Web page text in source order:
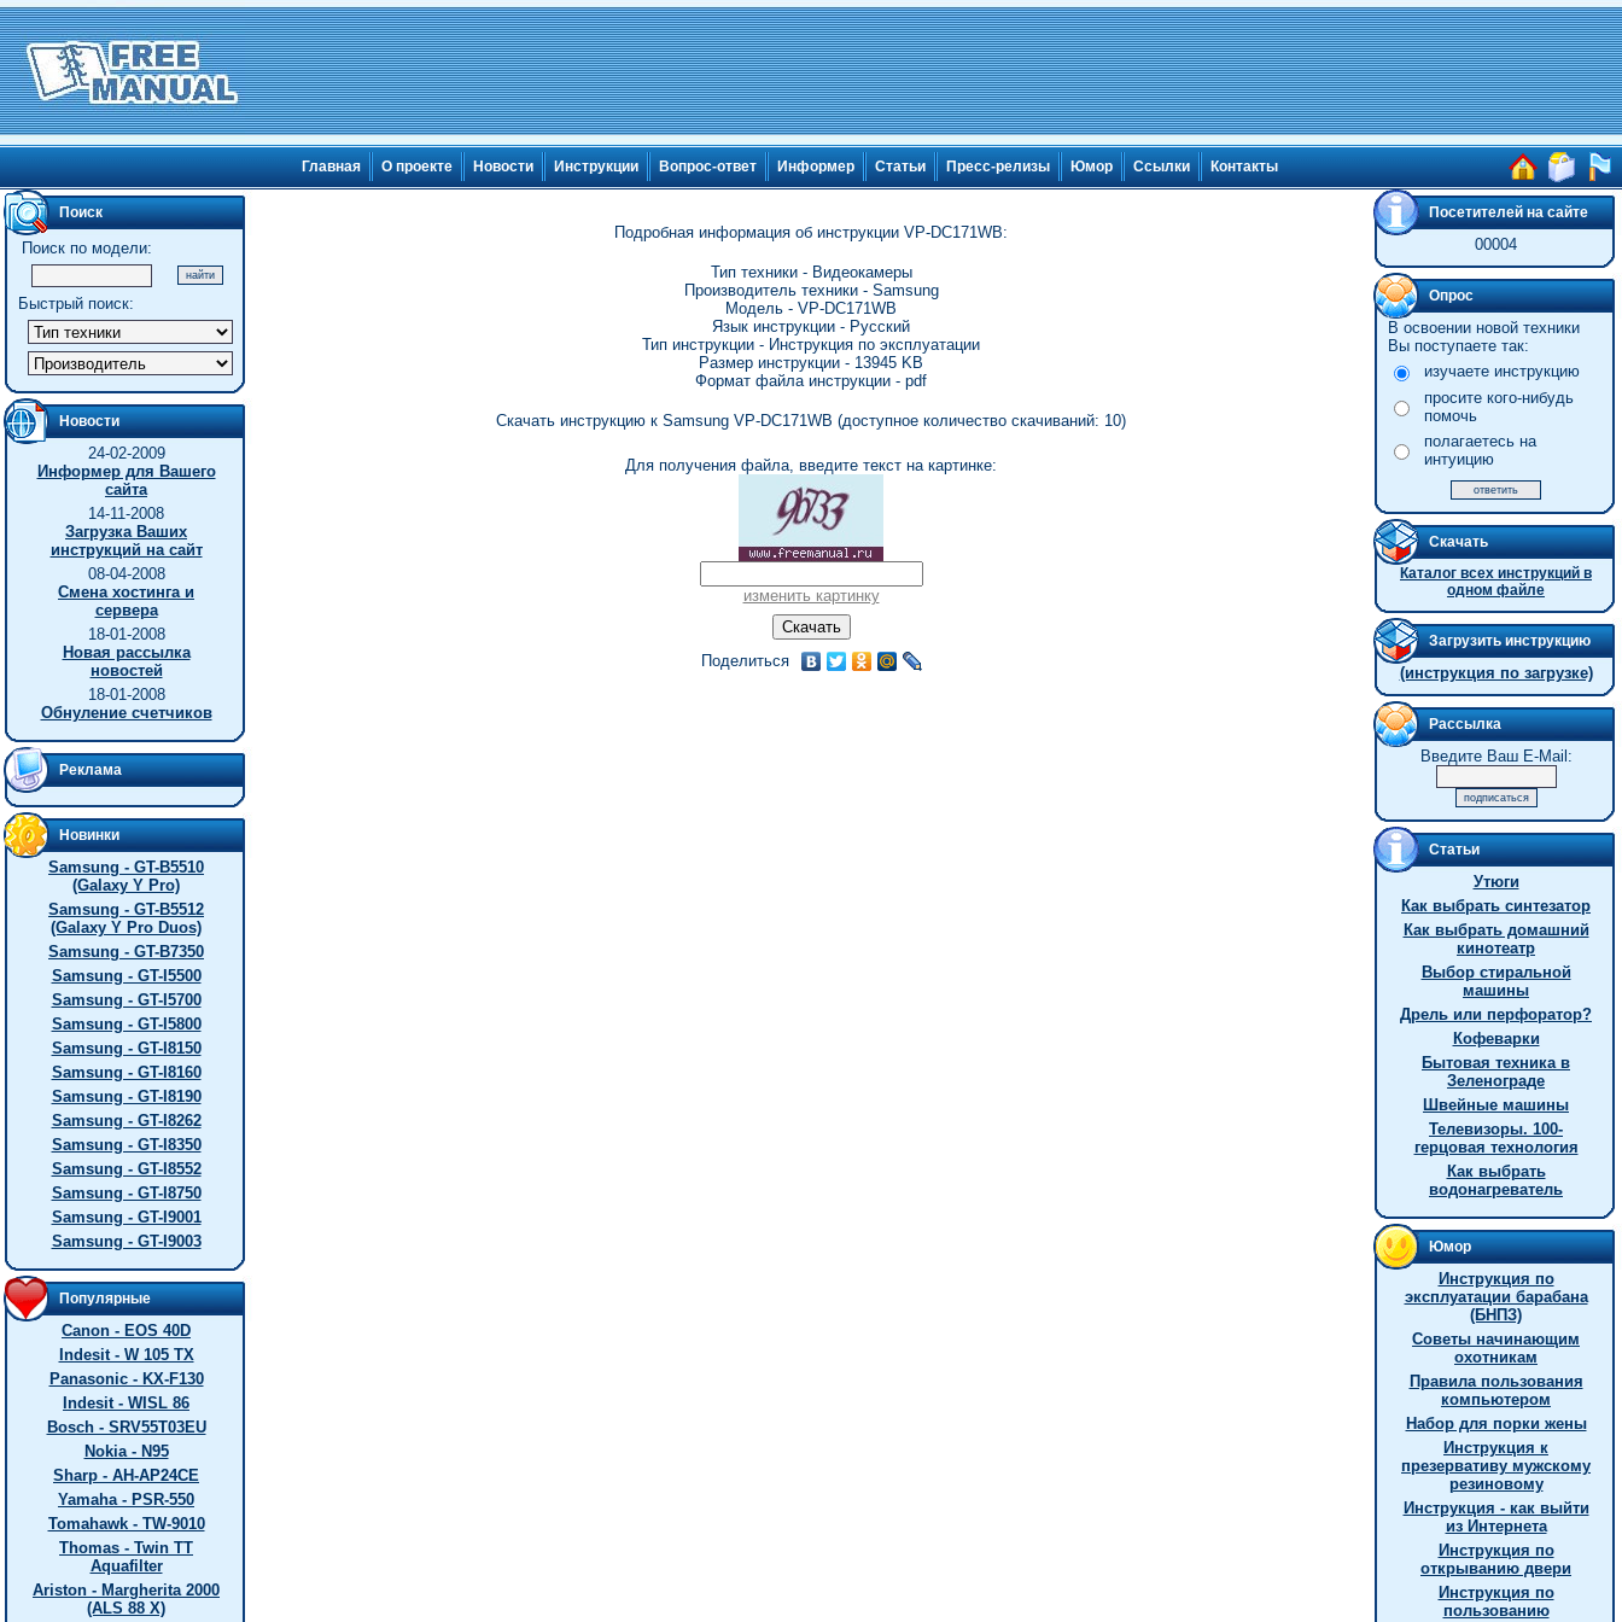
Главная О проекте Новости Инструкции Вопрос-ответ Информер Статьи Пресс-релизы Юмор Ссылки Контакты
Поиск
Поиск по модели:
Быстрый поиск:
Новости
24-02-2009
Информер для Вашего
сайта
14-11-2008
Загрузка Ваших
инструкций на сайт
08-04-2008
Смена хостинга и
сервера
18-01-2008
Новая рассылка
новостей
18-01-2008
Обнуление счетчиков
Реклама
Новинки
Samsung - GT-B5510
(Galaxy Y Pro)
Samsung - GT-B5512
(Galaxy Y Pro Duos)
Samsung - GT-B7350
Samsung - GT-I5500
Samsung - GT-I5700
Samsung - GT-I5800
Samsung - GT-I8150
Samsung - GT-I8160
Samsung - GT-I8190
Samsung - GT-I8262
Samsung - GT-I8350
Samsung - GT-I8552
Samsung - GT-I8750
Samsung - GT-I9001
Samsung - GT-I9003
Популярные
Canon - EOS 40D
Indesit - W 105 TX
Panasonic - KX-F130
Indesit - WISL 86
Bosch - SRV55T03EU
Nokia - N95
Sharp - AH-AP24CE
Yamaha - PSR-550
Tomahawk - TW-9010
Thomas - Twin TT
Aquafilter
Ariston - Margherita 2000
(ALS 88 X)
Подробная информация об инструкции VP-DC171WB:
Тип техники - Видеокамеры
Производитель техники - Samsung
Модель - VP-DC171WB
Язык инструкции - Русский
Тип инструкции - Инструкция по эксплуатации
Размер инструкции - 13945 KB
Формат файла инструкции - pdf
Скачать инструкцию к Samsung VP-DC171WB (доступное количество скачиваний: 10)
Для получения файла, введите текст на картинке:
изменить картинку
Поделиться
Посетителей на сайте
00004
Опрос
В освоении новой техники
Вы поступаете так:
изучаете инструкцию
просите кого-нибудь
помочь
полагаетесь на
интуицию
Скачать
Каталог всех инструкций в
одном файле
Загрузить инструкцию
(инструкция по загрузке)
Рассылка
Введите Ваш E-Mail:
Статьи
Утюги
Как выбрать синтезатор
Как выбрать домашний
кинотеатр
Выбор стиральной
машины
Дрель или перфоратор?
Кофеварки
Бытовая техника в
Зеленограде
Швейные машины
Телевизоры. 100-
герцовая технология
Как выбрать
водонагреватель
Юмор
Инструкция по
эксплуатации барабана
(БНПЗ)
Советы начинающим
охотникам
Правила пользования
компьютером
Hабор для порки жены
Инструкция к
презервативу мужскому
резиновому
Инструкция - как выйти
из Интернета
Инструкция по
открыванию двери
Инструкция по
пользованию